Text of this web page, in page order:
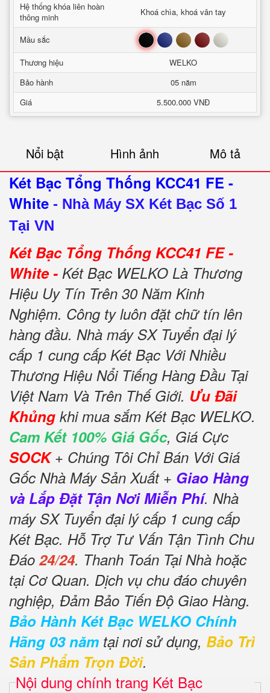
Hệ thống khóa liên hoàn
thông minh
Khoá chìa, khoá vân tay
Mầu sắc Đen Xanh Nâu Đỏ Trắng
Thương hiệu
WELKO
Bảo hành
05 năm
Giá
5.500.000 VNĐ
Nổi bật Hình ảnh Mô tả
Két Bạc Tổng Thống KCC41 FE -
White - Nhà Máy SX Két Bạc Số 1
Tại VN
Két Bạc Tổng Thống KCC41 FE -
White - Két Bạc WELKO Là Thương
Hiệu Uy Tín Trên 30 Năm Kinh
Nghiệm. Công ty luôn đặt chữ tín lên
hàng đầu. Nhà máy SX Tuyển đại lý
cấp 1 cung cấp Két Bạc Với Nhiều
Thương Hiệu Nổi Tiếng Hàng Đầu Tại
Việt Nam Và Trên Thế Giới. Ưu Đãi
Khủng khi mua sắm Két Bạc WELKO.
Cam Kết 100% Giá Gốc, Giá Cực
SOCK+ Chúng Tôi Chỉ Bán Với Giá
Gốc Nhà Máy Sản Xuất + Giao Hàng
và Lắp Đặt Tận Nơi Miễn Phí. Nhà
máy SX Tuyển đại lý cấp 1 cung cấp
Két Bạc. Hỗ Trợ Tư Vấn Tận Tình Chu
Đáo 24/24. Thanh Toán Tại Nhà hoặc
tại Cơ Quan. Dịch vụ chu đáo chuyên
nghiệp, Đảm Bảo Tiến Độ Giao Hàng.
Bảo Hành Két Bạc WELKO Chính
Hãng 03 năm tại nơi sử dụng, Bảo Trì
Sản Phẩm Trọn Đời.
Nội dung chính trang Két Bạc